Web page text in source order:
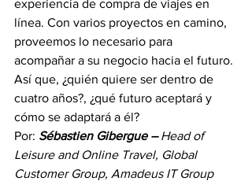
experiencia de compra de viajes en
línea. Con varios proyectos en camino,
proveemos lo necesario para
acompañar a su negocio hacia el futuro.
Así que, ¿quién quiere ser dentro de
cuatro años?, ¿qué futuro aceptará y
cómo se adaptará a él?
Por: Sébastien Gibergue – Head of
Leisure and Online Travel, Global
Customer Group, Amadeus IT Group